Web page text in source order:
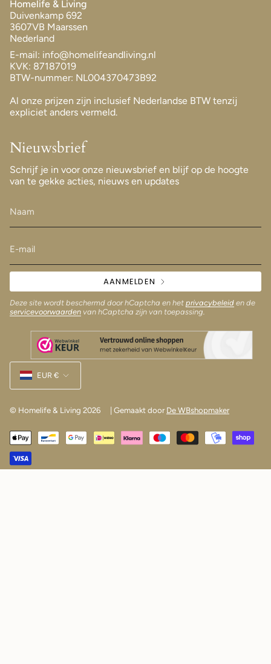
Homelife & Living
Duivenkamp 692
3607VB Maarssen
Nederland
E-mail: info@homelifeandliving.nl
KVK: 87187019
BTW-nummer: NL004370473B92
Al onze prijzen zijn inclusief Nederlandse BTW tenzij
expliciet anders vermeld.
Nieuwsbrief
Schrijf je in voor onze nieuwsbrief en blijf op de hoogte
van te gekke acties, nieuws en updates
AANMELDEN
Deze site wordt beschermd door hCaptcha en het privacybeleid en de
servicevoorwaarden van hCaptcha zijn van toepassing.
Munteenheid
EUR €
© Homelife & Living 2026 | Gemaakt doorDe WBshopmaker